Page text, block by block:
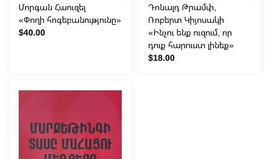
Մորգան Հաուզել
«Փողի հոգեբանությունը»
$40.00
Դոնալդ Թրամփ,
Ռոբերտ Կիյոսակի
«Ինչու ենք ուզում, որ
դուք հարուստ լինեք»
$18.00